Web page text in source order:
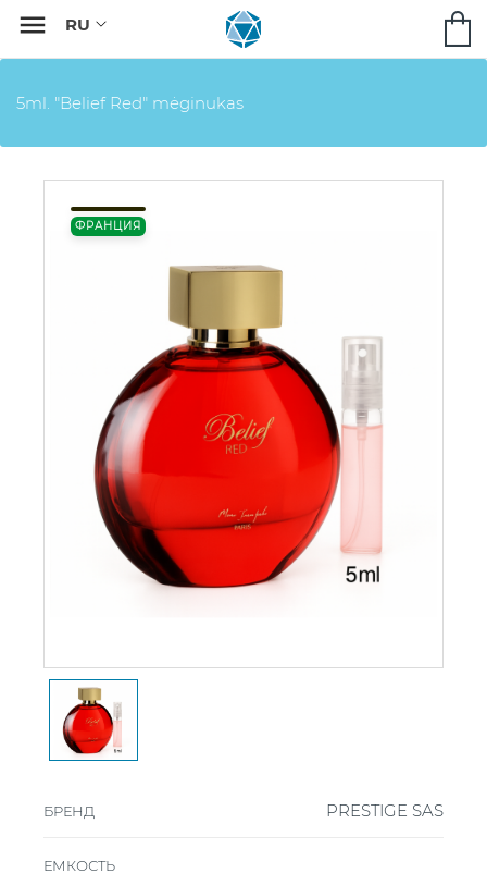

5ml. "Belief Red" mėginukas
ФРАНЦИЯ
БРЕНД PRESTIGE SAS
ЕМКОСТЬ